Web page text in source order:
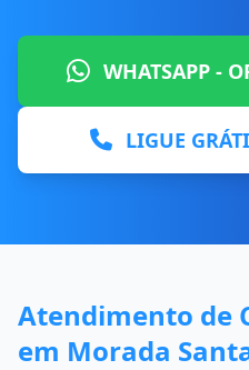
WHATSAPP -
LIGUE
Atendimento de
em Morada